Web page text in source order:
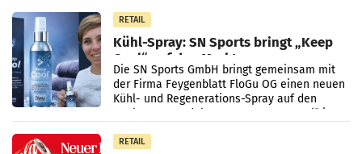
RETAIL
Kühl-Spray: SN Sports bringt „Keep
Cool“ auf den Markt
Die SN Sports GmbH bringt gemeinsam mit
der Firma Feygenblatt FloGu OG einen neuen
Kühl- und Regenerations-Spray auf den
Markt. Das Produkt namens „Keep Cool“ ist zu
RETAIL